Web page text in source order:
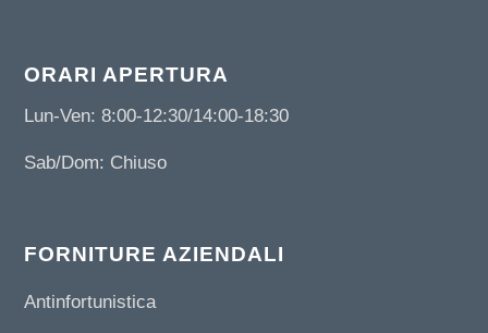
ORARI APERTURA
Lun-Ven: 8:00-12:30/14:00-18:30
Sab/Dom: Chiuso
FORNITURE AZIENDALI
Antinfortunistica